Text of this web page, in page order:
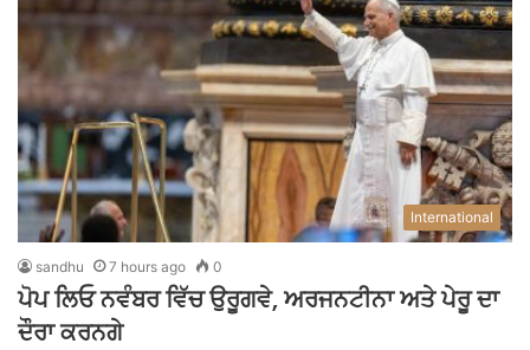
International
sandhu 7 hours ago 0
ਪੋਪ ਲਿਓ ਨਵੰਬਰ ਵਿੱਚ ਉਰੂਗਵੇ, ਅਰਜਨਟੀਨਾ ਅਤੇ ਪੇਰੂ ਦਾ
ਦੌਰਾ ਕਰਨਗੇ